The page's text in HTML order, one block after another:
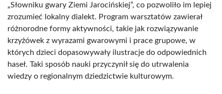
„Słowniku gwary Ziemi Jarocińskiej”, co pozwoliło im lepiej
zrozumieć lokalny dialekt. Program warsztatów zawierał
różnorodne formy aktywności, takie jak rozwiązywanie
krzyżówek z wyrazami gwarowymi i prace grupowe, w
których dzieci dopasowywały ilustracje do odpowiednich
haseł. Taki sposób nauki przyczynił się do utrwalenia
wiedzy o regionalnym dziedzictwie kulturowym.